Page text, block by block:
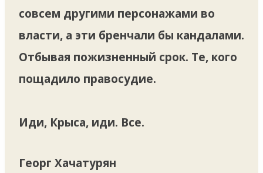
совсем другими персонажами во
власти, а эти бренчали бы кандалами.
Отбывая пожизненный срок. Те, кого
пощадило правосудие.
Иди, Крыса, иди. Все.
Георг Хачатурян